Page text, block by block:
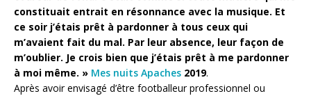
constituait entrait en résonnance avec la musique. Et
ce soir j’étais prêt à pardonner à tous ceux qui
m’avaient fait du mal. Par leur absence, leur façon de
m’oublier. Je crois bien que j’étais prêt à me pardonner
à moi même. » Mes nuits Apaches 2019.
Après avoir envisagé d’être footballeur professionnel ou